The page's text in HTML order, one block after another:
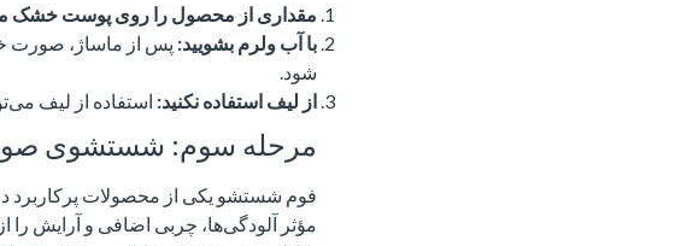
مقداری از محصول را روی پوست خشک
با آب ولرم بشویید: پس از ماساژ، صورت
شود.
از لیف استفاده نکنید: استفاده از لیف
مرحله سوم: شستشوی
فوم شستشو یکی از محصولات پرکاربرد
مؤثر آلودگی‌ها، چربی اضافی و آرایش